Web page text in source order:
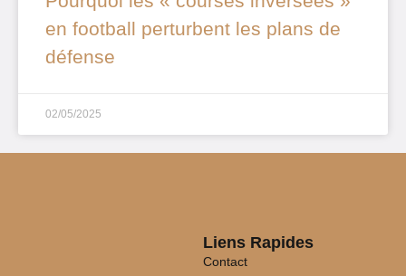
en football perturbent les plans de
défense
02/05/2025
Liens Rapides
Contact